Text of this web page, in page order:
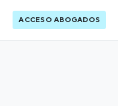
ACCESO ABOGADOS